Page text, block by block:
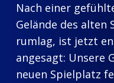
Nach einer
Gelände des
rumlag, ist jetzt
angesagt: Unsere
neuen Spielplatz